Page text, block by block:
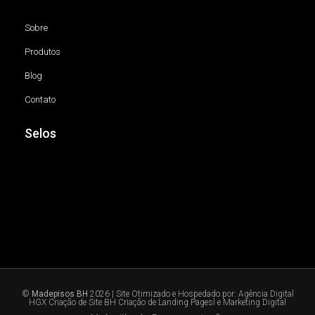
Sobre
Produtos
Blog
Contato
Selos
© Madepisos BH 2026 | Site Otimizado e Hospedado por: Agência Digital
HGX Criação de Site BH Criação de Landing Pagesl e Marketing Digital